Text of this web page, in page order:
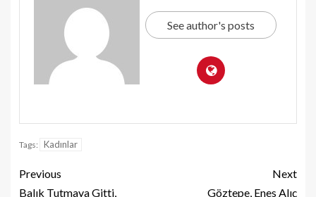
See author's posts
Tags: Kadınlar
Previous
Balık Tutmaya Gitti,
Next
Göztepe, Enes Alıç